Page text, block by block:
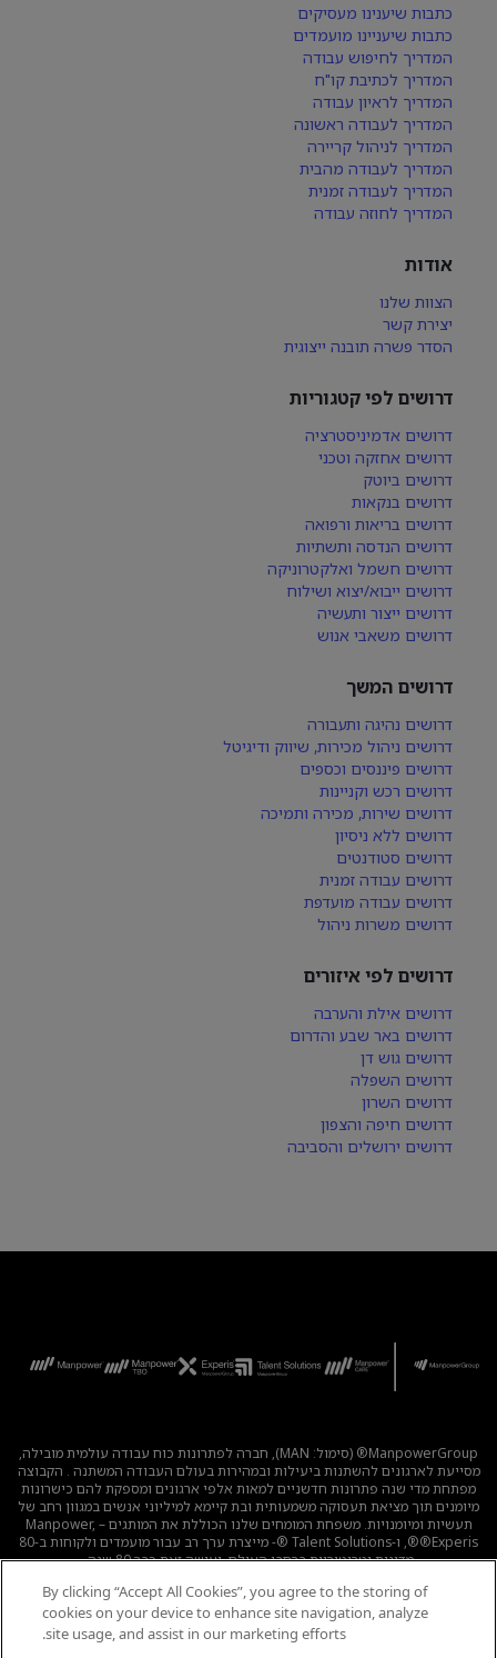
כתבות שיענינו מעסיקים
כתבות שיעניינו מועמדים
המדריך לחיפוש עבודה
המדריך לכתיבת קו"ח
המדריך לראיון עבודה
המדריך לעבודה ראשונה
המדריך לניהול קריירה
המדריך לעבודה מהבית
המדריך לעבודה זמנית
המדריך לחוזה עבודה
אודות
הצוות שלנו
יצירת קשר
הסדר פשרה תובנה ייצוגית
דרושים לפי קטגוריות
דרושים אדמיניסטרציה
דרושים אחזקה וטכני
דרושים ביוטק
דרושים בנקאות
דרושים בריאות ורפואה
דרושים הנדסה ותשתיות
דרושים חשמל ואלקטרוניקה
דרושים ייבוא/יצוא ושילוח
דרושים ייצור ותעשיה
דרושים משאבי אנוש
דרושים המשך
דרושים נהיגה ותעבורה
דרושים ניהול מכירות, שיווק ודיגיטל
דרושים פיננסים וכספים
דרושים רכש וקניינות
דרושים שירות, מכירה ותמיכה
דרושים ללא ניסיון
דרושים סטודנטים
דרושים עבודה זמנית
דרושים עבודה מועדפת
דרושים משרות ניהול
דרושים לפי איזורים
דרושים אילת והערבה
דרושים באר שבע והדרום
דרושים גוש דן
דרושים השפלה
דרושים השרון
דרושים חיפה והצפון
דרושים ירושלים והסביבה
ManpowerGroup® (סימול: MAN), חברה לפתרונות כוח עבודה עולמית מובילה,
מסייעת לארגונים להשתנות ביעילות ובמהירות בעולם העבודה המשתנה . הקבוצה
מפתחת מדי שנה פתרונות חדשניים למאות אלפי ארגונים ומספקת להם כישרונות
מיומנים תוך מציאת תעסוקה משמעותית ובת קיימא למיליוני אנשים במגוון רחב של
תעשיות ומיומנויות. משפחת המומחים שלנו הכוללת את המותגים – Manpower,
®Experis®, ו-Talent Solutions ®- מייצרת ערך רב עבור מועמדים ולקוחות ב-80
מדינות וטריטוריות ברחבי העולם, ועושה זאת כבר 80 שנה.
לכל המשרות | מדיניות הפרטיות | תנאי השימוש | נגישות
קוד אתי
|
By clicking “Accept All Cookies”, you agree to the storing of
cookies on your device to enhance site navigation, analyze
site usage, and assist in our marketing efforts.